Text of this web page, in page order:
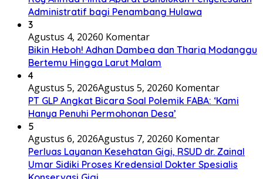
Administratif bagi Penambang Hulawa
3
Agustus 4, 20260 Komentar
Bikin Heboh! Adhan Dambea dan Thariq Modanggu
Bertemu Hingga Larut Malam
4
Agustus 5, 2026Agustus 5, 20260 Komentar
PT GLP Angkat Bicara Soal Polemik FABA: ‘Kami
Hanya Penuhi Permohonan Desa’
5
Agustus 6, 2026Agustus 7, 20260 Komentar
Perluas Layanan Kesehatan Gigi, RSUD dr. Zainal
Umar Sidiki Proses Kredensial Dokter Spesialis